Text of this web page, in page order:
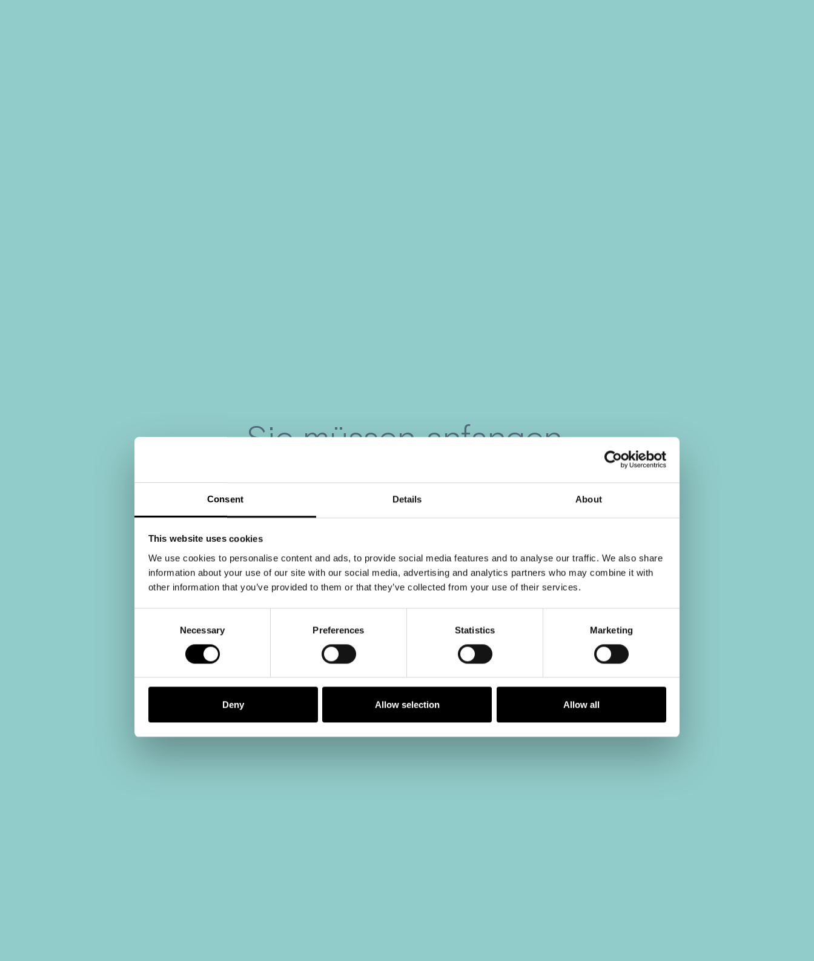
Consent Details About
This website uses cookies
We use cookies to personalise content and ads, to provide social media features and to analyse our traffic. We also share
information about your use of our site with our social media, advertising and analytics partners who may combine it with
other information that you’ve provided to them or that they’ve collected from your use of their services.
Necessary Preferences Statistics Marketing
Deny Allow selection Allow all
Sie müssen anfangen,
mehr zuzuhören